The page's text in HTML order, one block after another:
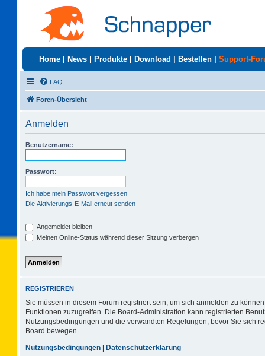
Home News Produkte Download Bestellen Support-
FAQ
Foren-Übersicht
Anmelden
Benutzername:
Passwort:
Ich habe mein Passwort vergessen
Die Aktivierungs-E-Mail erneut senden
Angemeldet bleiben
Meinen Online-Status während dieser Sitzung verbergen
REGISTRIEREN
Sie müssen in diesem Forum registriert sein, um sich anmelden zu
Funktionen zuzugreifen. Die Board-Administration kann registrierten
Nutzungsbedingungen und die verwandten Regelungen, bevor Sie sich
Board bewegen.
Nutzungsbedingungen | Datenschutzerklärung